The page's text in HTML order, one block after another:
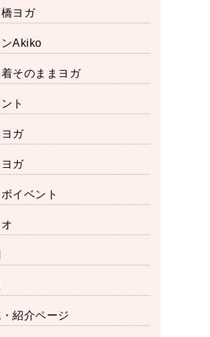
ヨガ
Akiko
そのままヨガ
ト
ガ
ガ
イベント
紹介ページ